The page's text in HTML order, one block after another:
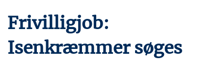
Frivilligjob:
Isenkræmmer søges